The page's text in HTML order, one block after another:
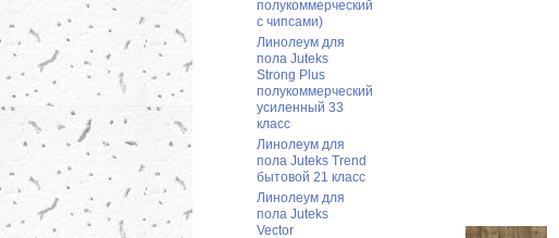
полукоммерческий
с чипсами)
Линолеум для
пола Juteks
Strong Plus
полукоммерческий
усиленный 33
класс
Линолеум для
пола Juteks Trend
бытовой 21 класс
Линолеум для
пола Juteks
Vector